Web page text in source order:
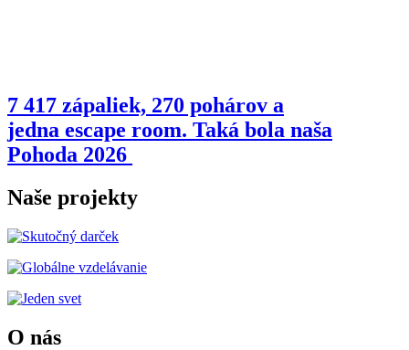
7 417 zápaliek, 270 pohárov a
jedna escape room. Taká bola naša
Pohoda 2026
Naše projekty
O nás